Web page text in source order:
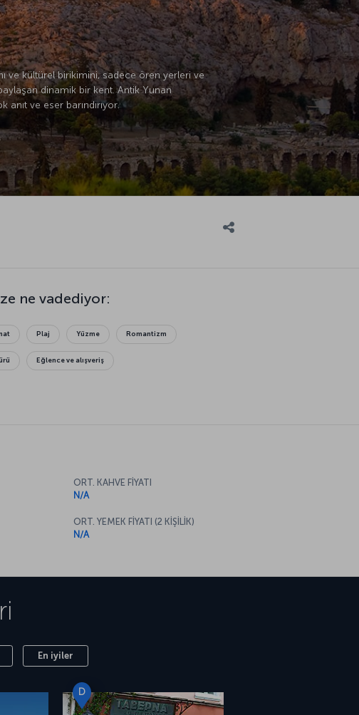
ve kültürel birikimini, sadece ören yerleri ve
dinamik bir kent. Antik Yunan
ve eser barındırıyor.
ne vadediyor:
Plaj Yüzme Romantizm
Eğlence ve alışveriş
ORT. KAHVE FİYATI
N/A
ORT. YEMEK FİYATI (2 KİŞİLİK)
N/A
En iyiler
D